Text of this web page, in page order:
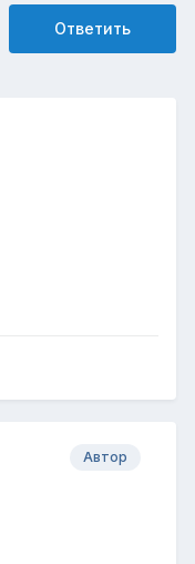
Ответить
Автор